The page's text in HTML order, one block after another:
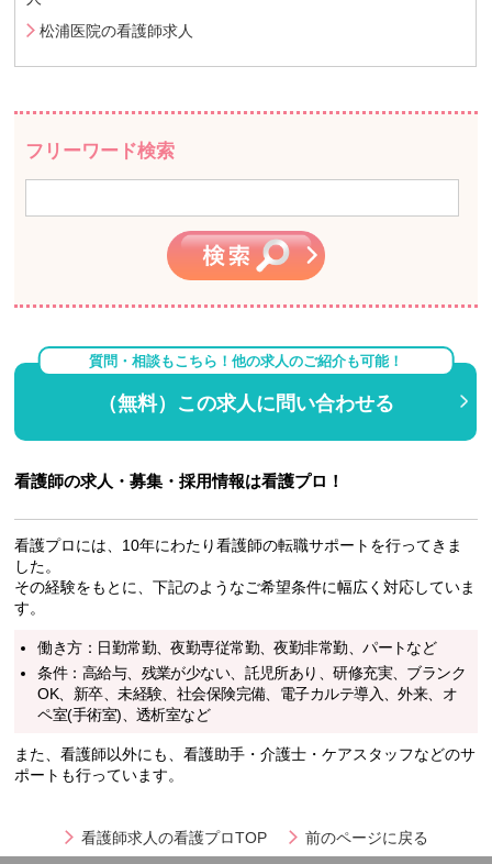
松浦医院の看護師求人
フリーワード検索
質問・相談もこちら！他の求人のご紹介も可能！
（無料）この求人に問い合わせる
看護師の求人・募集・採用情報は看護プロ！
看護プロには、10年にわたり看護師の転職サポートを行ってきま
した。
その経験をもとに、下記のようなご希望条件に幅広く対応していま
す。
働き方：日勤常勤、夜勤専従常勤、夜勤非常勤、パートなど
条件：高給与、残業が少ない、託児所あり、研修充実、ブランク
OK、新卒、未経験、社会保険完備、電子カルテ導入、外来、オ
ペ室(手術室)、透析室など
また、看護師以外にも、看護助手・介護士・ケアスタッフなどのサ
ポートも行っています。
看護師求人の看護プロTOP 前のページに戻る